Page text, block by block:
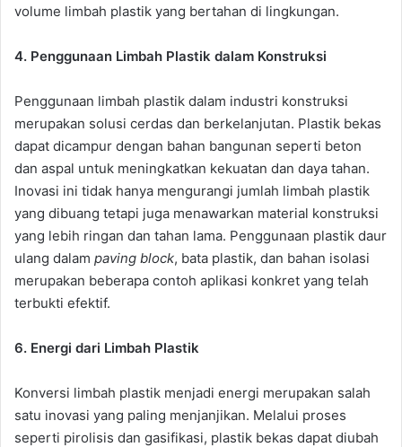
volume limbah plastik yang bertahan di lingkungan.
4. Penggunaan Limbah Plastik dalam Konstruksi
Penggunaan limbah plastik dalam industri konstruksi
merupakan solusi cerdas dan berkelanjutan. Plastik bekas
dapat dicampur dengan bahan bangunan seperti beton
dan aspal untuk meningkatkan kekuatan dan daya tahan.
Inovasi ini tidak hanya mengurangi jumlah limbah plastik
yang dibuang tetapi juga menawarkan material konstruksi
yang lebih ringan dan tahan lama. Penggunaan plastik daur
ulang dalam paving block, bata plastik, dan bahan isolasi
merupakan beberapa contoh aplikasi konkret yang telah
terbukti efektif.
6. Energi dari Limbah Plastik
Konversi limbah plastik menjadi energi merupakan salah
satu inovasi yang paling menjanjikan. Melalui proses
seperti pirolisis dan gasifikasi, plastik bekas dapat diubah